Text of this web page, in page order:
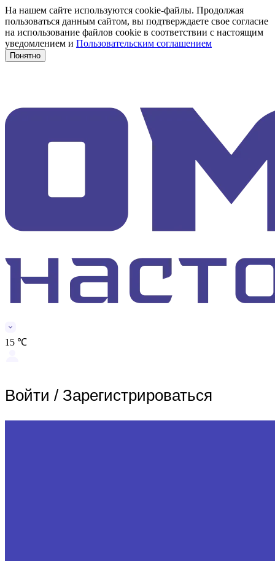
На нашем сайте используются cookie-файлы. Продолжая
пользоваться данным сайтом, вы подтверждаете свое согласие
на использование файлов cookie в соответствии с настоящим
уведомлением и Пользовательским соглашением
Понятно
15 ℃
Войти / Зарегистрироваться